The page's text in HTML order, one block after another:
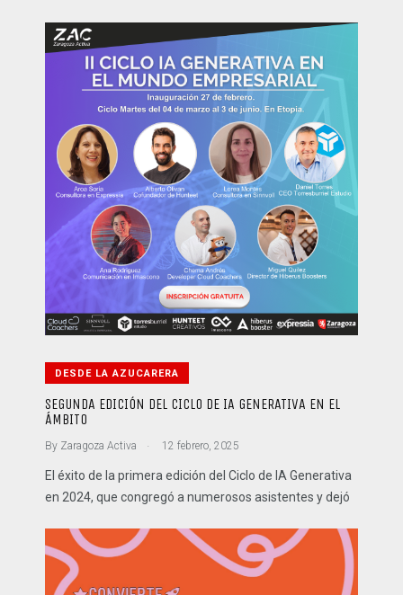
DESDE LA AZUCARERA
SEGUNDA EDICIÓN DEL CICLO DE IA GENERATIVA EN EL
ÁMBITO
By Zaragoza Activa 12 febrero, 2025
El éxito de la primera edición del Ciclo de IA Generativa
en 2024, que congregó a numerosos asistentes y dejó